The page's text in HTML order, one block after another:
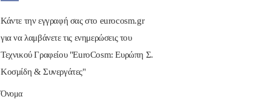
Κάντε την εγγραφή σας στο eurocosm.gr
για να λαμβάνετε τις ενημερώσεις του
Τεχνικού Γραφείου "EuroCosm: Ευρώπη Σ.
Κοσμίδη & Συνεργάτες"
Όνομα